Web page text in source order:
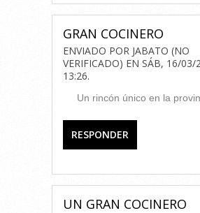
GRAN COCINERO
ENVIADO POR JABATO (NO
VERIFICADO) EN SÁB, 16/03/
13:26.
Un rincón único en la
RESPONDER
UN GRAN COCINERO